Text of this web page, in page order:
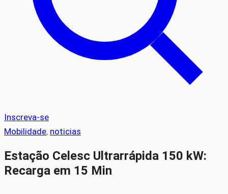
Inscreva-se
Mobilidade, noticias
Estação Celesc Ultrarrápida 150 kW:
Recarga em 15 Min